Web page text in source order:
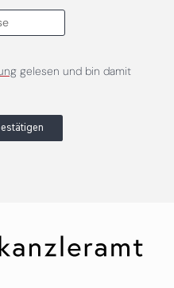
gelesen und bin damit